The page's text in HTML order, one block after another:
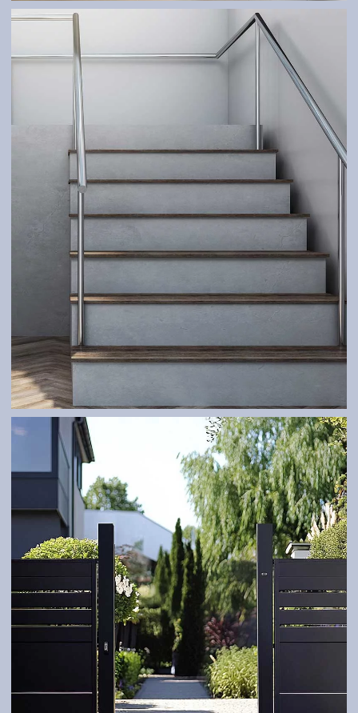
SCHODY
Elegantné a funkčné riešenia pre interiér aj exteriér.
ZÁBRADLIA
Bezpečnosť a dizajn v jednom.